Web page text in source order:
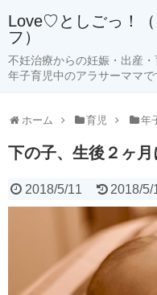
Love♡としごっ！
フ）
不妊治療からの妊娠・出産
年子育児中のアラサーママで
ホーム 育児 年
下の子、生後２ヶ
2018/5/11 2018/5/
ホーム
育児
年子育児
予防接種
お出かけ
授乳室